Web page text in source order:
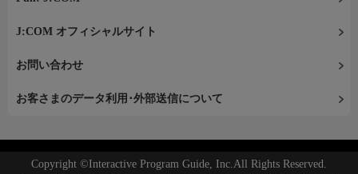
J:COM オフィシャルサイト
お問い合わせ
お客さまのデータ利用･外部送信について
Copyright ©Interactive Program Guide, Inc.All Rights Reserved.